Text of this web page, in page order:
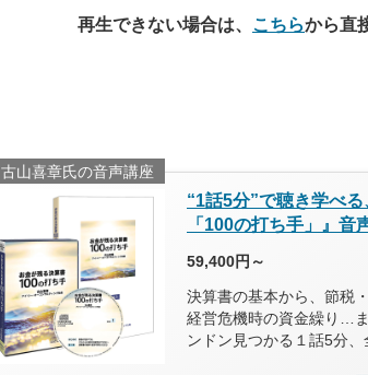
再生できない場合は、 こちらから直
古山喜章氏の音声講座
“1話5分”で聴き学べ
「100の打ち手」』音
59,400円～
決算書の基本から、節税
経営危機時の資金繰り…
ンドン見つかる１話5分